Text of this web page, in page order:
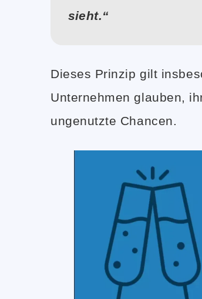
sieht.“
Dieses Prinzip gilt
Unternehmen glauben,
ungenutzte Chancen.